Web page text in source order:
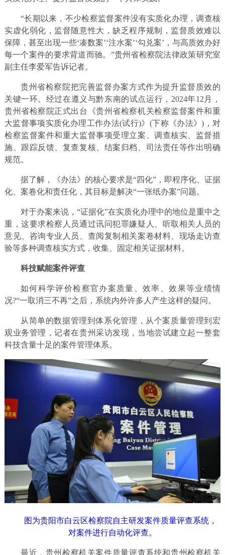
“长期以来，不少检察监督案件没有实质化办理，调查核
实虚化弱化，监督随意性大，缺乏程序规制，监督质效难以
保障，甚至出现一些‘凑数案’‘注水案’‘勾兑案’，与高质效办好
每一个案件的要求背道而驰。”贵州省检察院法律政策研究室
副主任李爱军告诉记者。
贵州省检察院把完善监督办案方式作为提升监督质效的
关键一环。经过在遵义与黔东南的试点运行，2024年12月，
贵州省检察院正式出台《贵州省检察机关检察监督案件和重
大监督事项实质化办理工作办法(试行)》(下称《办法》)，对
检察监督案件和重大监督事项受理立案、调查核实、监督措
施、跟踪反馈、复查复核、结案归档、司法责任等作出明确
规范。
据了解，《办法》的核心要求是“四化”，即程序化、证据
化、案卷化和责任化，其目标是解决“一张纸办案”问题。
对于办案来说，“证据化”在实质化办理中的地位是重中之
重，这要求检察人员通过讯问犯罪嫌疑人、听取相关人员的
意见、咨询专业人员、查阅复制相关案卷材料、现场走访查
验等多种调查核实方式，收集、固定相关证据材料。
科技赋能案件评查
如何科学评价检察官办案质量、效率、效果等业绩情
况?“一取消三不再”之后，系统内外许多人产生这样的疑问。
从简单的数据管理到体系化管理，从个案质量管理到宏
观业务管理，记者在贵州采访发现，当地尝试建立起一整套
科技含量十足的案件管理体系。
图为贵阳市白云区检察院自主研发案件质量评查系统，
对案件进行自动化评查。
最近，贵州检察机关案件质量评查系统和贵州检察机关